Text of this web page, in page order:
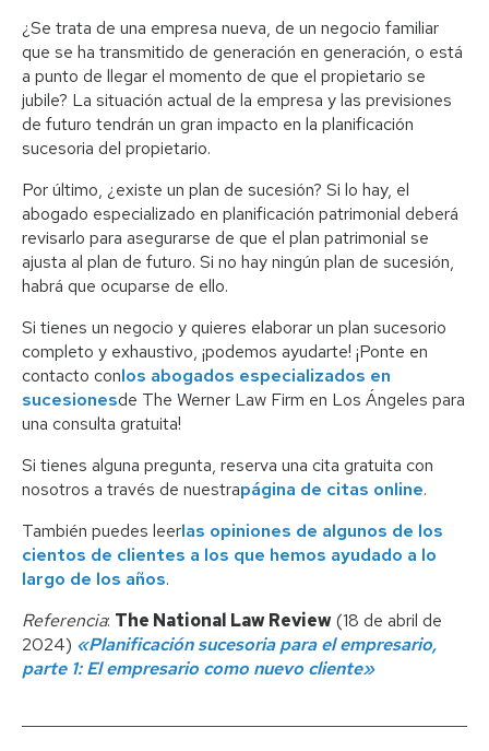
¿Se trata de una empresa nueva, de un negocio familiar
que se ha transmitido de generación en generación, o está
a punto de llegar el momento de que el propietario se
jubile? La situación actual de la empresa y las previsiones
de futuro tendrán un gran impacto en la planificación
sucesoria del propietario.
Por último, ¿existe un plan de sucesión? Si lo hay, el
abogado especializado en planificación patrimonial deberá
revisarlo para asegurarse de que el plan patrimonial se
ajusta al plan de futuro. Si no hay ningún plan de sucesión,
habrá que ocuparse de ello.
Si tienes un negocio y quieres elaborar un plan sucesorio
completo y exhaustivo, ¡podemos ayudarte! ¡Ponte en
contacto conlos abogados especializados en
sucesionesde The Werner Law Firm en Los Ángeles para
una consulta gratuita!
Si tienes alguna pregunta, reserva una cita gratuita con
nosotros a través de nuestrapágina de citas online.
También puedes leerlas opiniones de algunos de los
cientos de clientes a los que hemos ayudado a lo
largo de los años.
Referencia: The National Law Review(18 de abril de
2024) «Planificación sucesoria para el empresario,
parte 1: El empresario como nuevo cliente»